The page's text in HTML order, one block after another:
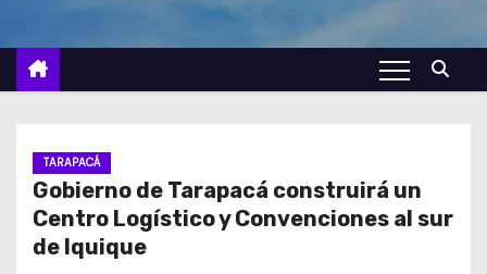
TARAPACÁ
Gobierno de Tarapacá construirá un
Centro Logístico y Convenciones al sur
de Iquique